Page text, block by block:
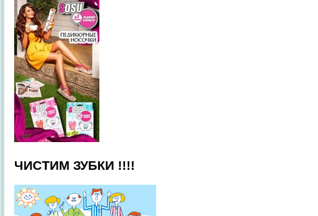
ЧИСТИМ ЗУБКИ !!!!